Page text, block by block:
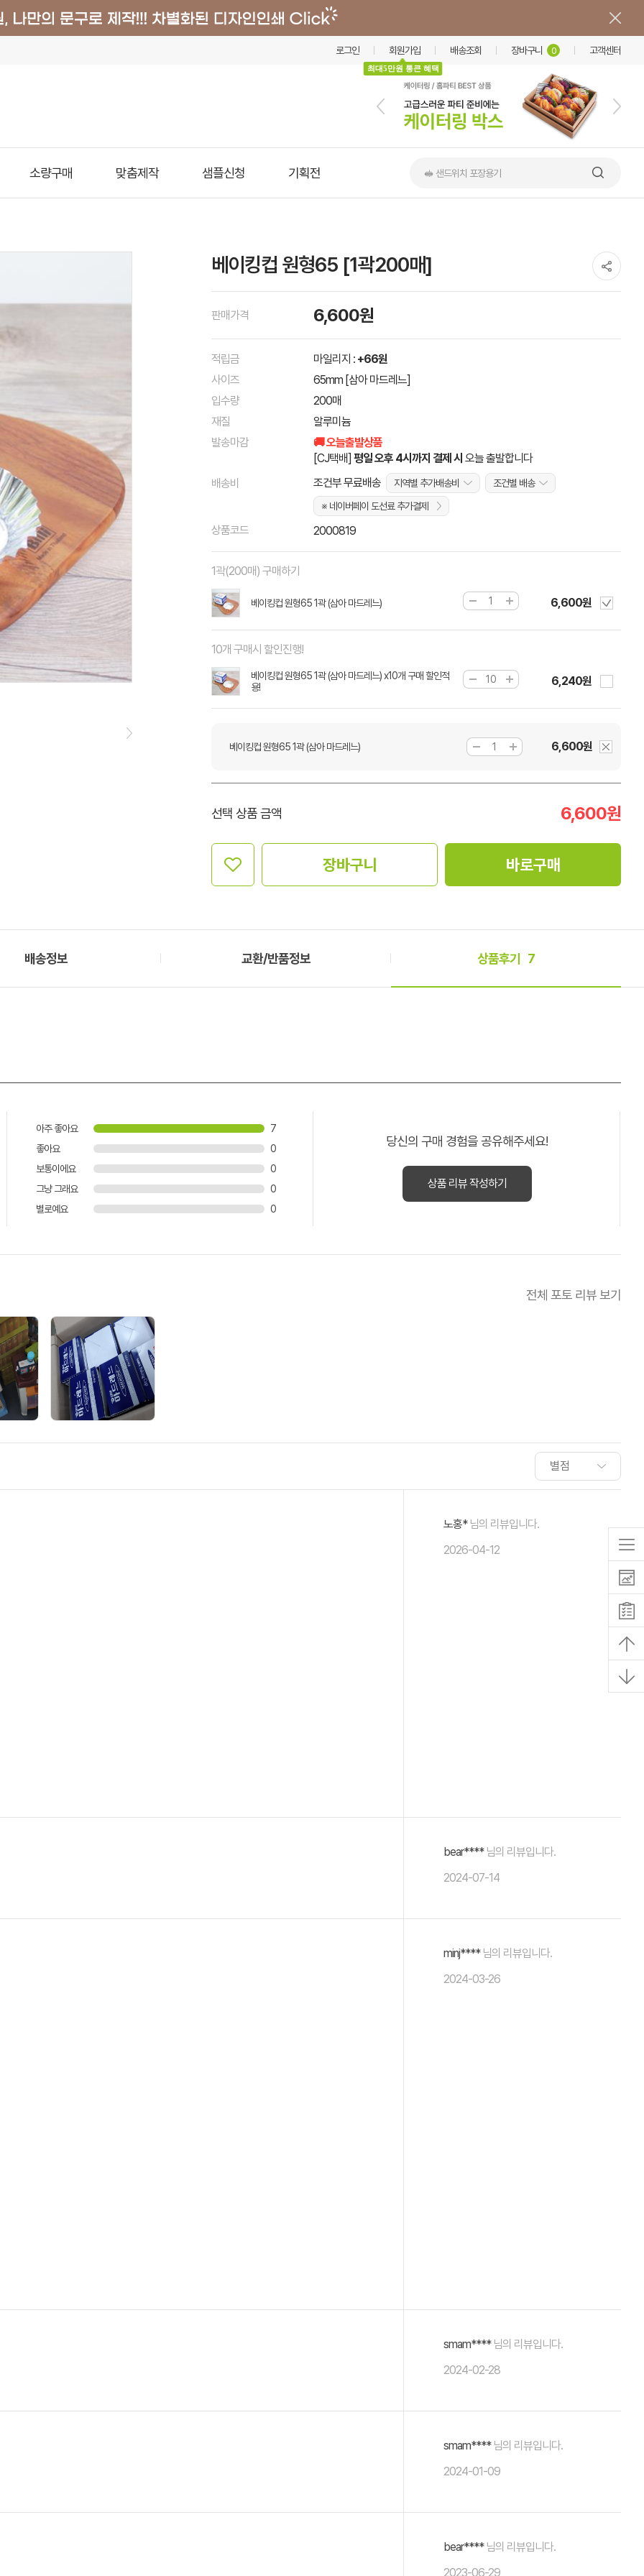
로그인 회원가입
최대5만원 통큰 혜택
배송조회 장바구니 0 고객센터
소량구매 맞춤제작 샘플신청 기획전 🥪 샌드위치 포장용기
베이킹컵 원형65 [1곽200매]
판매가격 6,600원
적립금 마일리지 : +66원
사이즈
65mm [삼아 마드레느]
입수량
200매
재질
알루미늄
발송마감
🚚 오늘출발상품
[CJ택배] 평일 오후 4시까지 결제 시 오늘 출발합니다
배송비
조건부 무료배송 지역별 추가배송비
조건별 배송
※ 네이버페이 도선료 추가결제
상품코드 2000819
1곽(200매) 구매하기
베이킹컵 원형65 1곽 (삼아 마드레느) 6,600원
10개 구매시 할인진행!
베이킹컵 원형65 1곽 (삼아 마드레느) x10개 구매 할인적
용!
6,240원
베이킹컵 원형65 1곽 (삼아 마드레느) 6,600원
선택 상품 금액 6,600원
장바구니 바로구매
배송정보 교환/반품정보 상품후기 7
아주 좋아요
7
좋아요
0
보통이에요
0
그냥 그래요
0
별로예요
0
당신의 구매 경험을 공유해주세요!
상품 리뷰 작성하기
전체 포토 리뷰 보기
노홍*님의 리뷰입니다.
2026-04-12
bear****님의 리뷰입니다.
2024-07-14
minj****님의 리뷰입니다.
2024-03-26
smam****님의 리뷰입니다.
2024-02-28
smam****님의 리뷰입니다.
2024-01-09
bear****님의 리뷰입니다.
2023-06-29